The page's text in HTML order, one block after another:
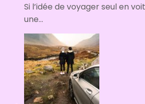
Si l’idée de voyager seul en
une...